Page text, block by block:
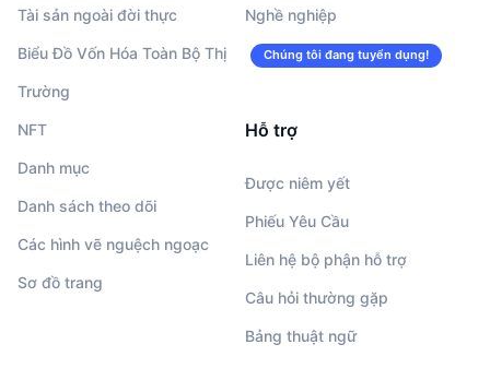
Tài sản ngoài đời thực
Biểu Đồ Vốn Hóa Toàn Bộ Thị
Trường
NFT
Danh mục
Danh sách theo dõi
Các hình vẽ nguệch ngoạc
Sơ đồ trang
Nghề nghiệp
Chúng tôi đang tuyển dụng!
Hỗ trợ
Được niêm yết
Phiếu Yêu Cầu
Liên hệ bộ phận hỗ trợ
Câu hỏi thường gặp
Bảng thuật ngữ